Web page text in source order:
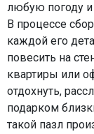
любую погоду
В процессе
каждой его
повесить на
квартиры или
отдохнуть,
подарком
такой пазл